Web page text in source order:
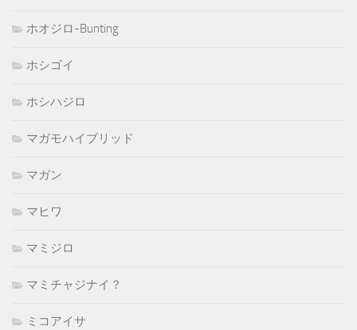
ホオジロ-Bunting
ホシゴイ
ホシハジロ
マガモハイブリッド
マガン
マヒワ
マミジロ
マミチャジナイ？
ミコアイサ